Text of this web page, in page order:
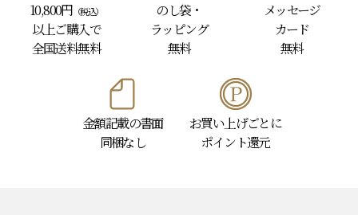
10,800円 （税込）
以上ご購入で
全国送料無料
のし袋・
ラッピング
無料
メッセージ
カード
無料
金額記載の書面
同梱なし
お買い上げごとに
ポイント還元